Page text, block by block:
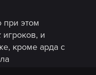
при этом
игроков, и
кроме арда с